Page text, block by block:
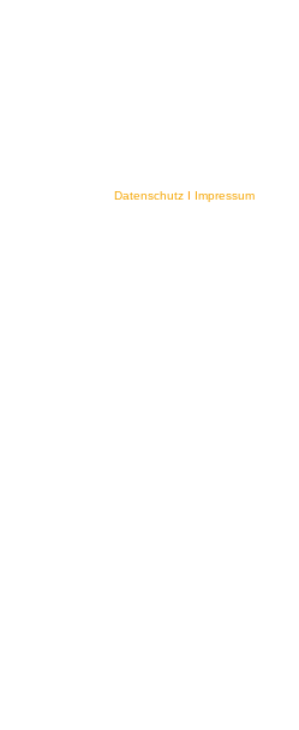
Datenschutz I Impressum